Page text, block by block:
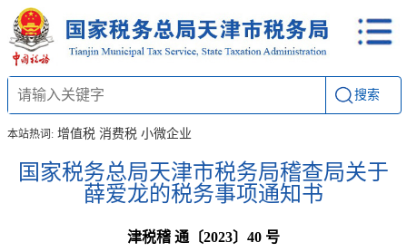
搜索
本站热词: 增值税 消费税 小微企业
国家税务总局天津市税务局稽查局关于
薛爱龙的税务事项通知书
津税稽 通〔2023〕40 号